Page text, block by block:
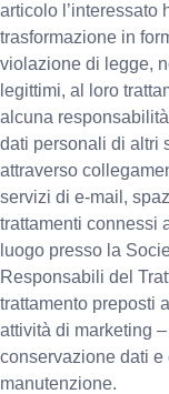
articolo l’interessato
trasformazione in
violazione di legge,
legittimi, al loro
alcuna
dati personali di altri
attraverso
servizi di e-mail,
trattamenti connessi
luogo presso la
Responsabili del
trattamento preposti
attività di marketing
conservazione dati
manutenzione.